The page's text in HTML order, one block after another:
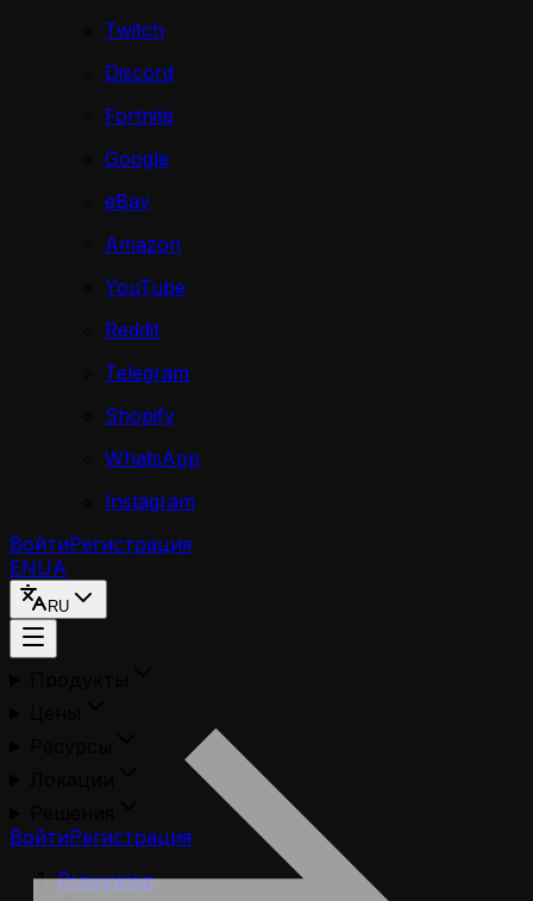
Twitch
Discord
Fortnite
Google
eBay
Amazon
YouTube
Reddit
Telegram
Shopify
WhatsApp
Instagram
ВойтиРегистрация
ENUA
RU
ВойтиРегистрация
Proxywing